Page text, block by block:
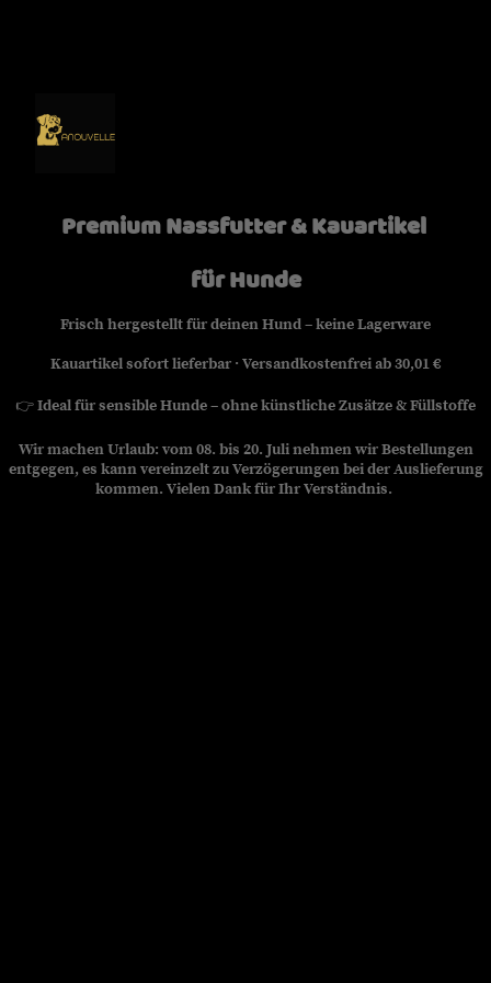
Premium Nassfutter & Kauartikel
für Hunde
Frisch hergestellt für deinen Hund – keine Lagerware
Kauartikel sofort lieferbar · Versandkostenfrei ab 30,01 €
👉Ideal für sensible Hunde – ohne künstliche Zusätze & Füllstoffe
Wir machen Urlaub: vom 08. bis 20. Juli nehmen wir Bestellungen
entgegen, es kann vereinzelt zu Verzögerungen bei der Auslieferung
kommen. Vielen Dank für Ihr Verständnis.